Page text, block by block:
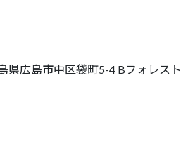
県広島市中区袋町5-4 Bフォレスト